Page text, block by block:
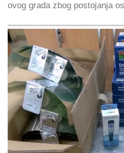
ovog grada zbog postojanja